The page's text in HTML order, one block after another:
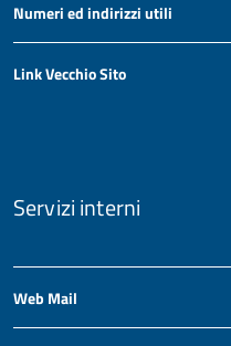
Numeri ed indirizzi utili
Link Vecchio Sito
Servizi interni
Web Mail